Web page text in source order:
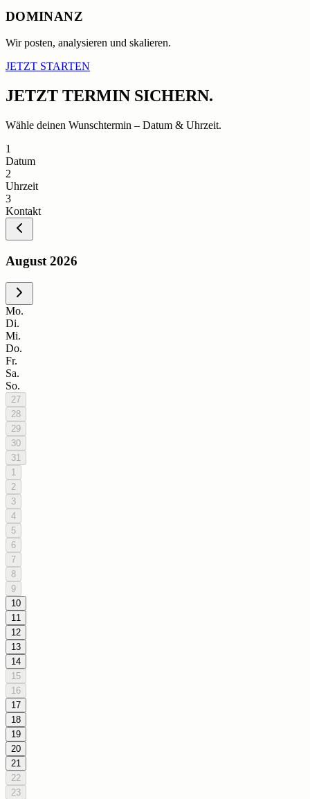
DOMINANZ
Wir posten, analysieren und skalieren.
JETZT STARTEN
JETZT TERMIN SICHERN.
Wähle deinen Wunschtermin – Datum & Uhrzeit.
1
Datum
2
Uhrzeit
3
Kontakt
August 2026
Mo.
Di.
Mi.
Do.
Fr.
Sa.
So.
27
28
29
30
31
1
2
3
4
5
6
7
8
9
10
11
12
13
14
15
16
17
18
19
20
21
22
23